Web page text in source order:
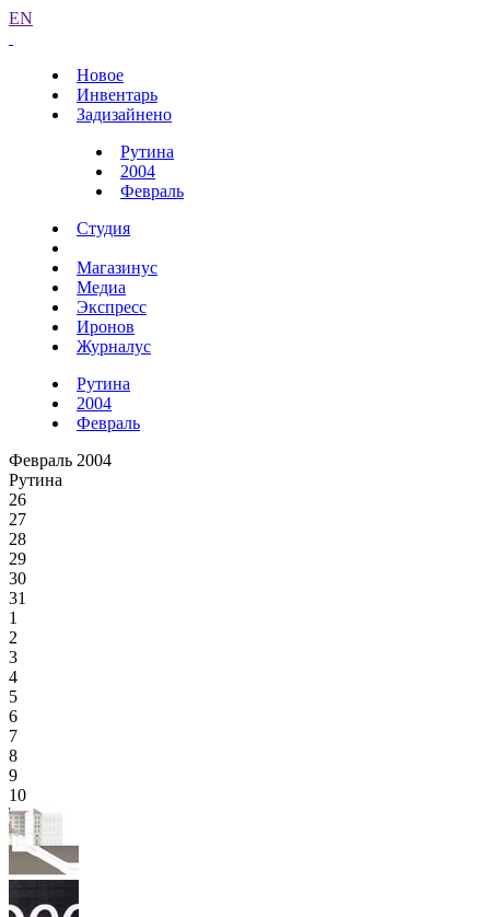
EN
Новое
Инвентарь
Задизайнено
Рутина
2004
Февраль
Студия
Магазинус
Медиа
Экспресс
Иронов
Журналус
Рутина
2004
Февраль
Февраль 2004
Рутина
26
27
28
29
30
31
1
2
3
4
5
6
7
8
9
10